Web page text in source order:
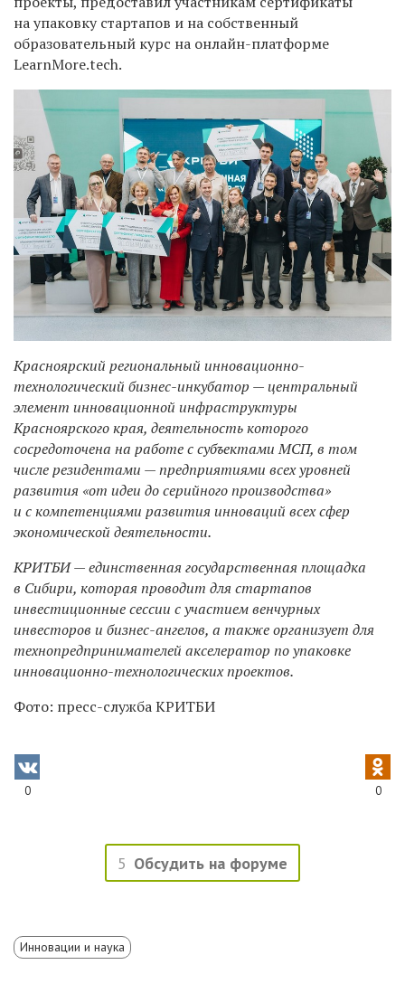
на упаковку стартапов и на собственный
образовательный курс на онлайн-платформе
LearnMore.tech.
Красноярский региональный инновационно-
технологический бизнес-инкубатор — центральный
элемент инновационной инфраструктуры
Красноярского края, деятельность которого
сосредоточена на работе с субъектами МСП, в том
числе резидентами — предприятиями всех уровней
развития «от идеи до серийного производства»
и с компетенциями развития инноваций всех сфер
экономической деятельности.
КРИТБИ — единственная государственная площадка
в Сибири, которая проводит для стартапов
инвестиционные сессии с участием венчурных
инвесторов и бизнес-ангелов, а также организует для
технопредпринимателей акселератор по упаковке
инновационно-технологических проектов.
Фото: пресс-служба КРИТБИ
0 0
5 Обсудить на форуме
Инновации и наука